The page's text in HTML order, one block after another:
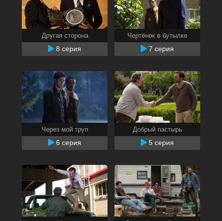
Другая сторона
8 серия
Чертёнок в бутылке
7 серия
Через мой труп
6 серия
Добрый пастырь
5 серия